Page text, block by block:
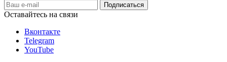
Оставайтесь на связи
Вконтакте
Telegram
YouTube